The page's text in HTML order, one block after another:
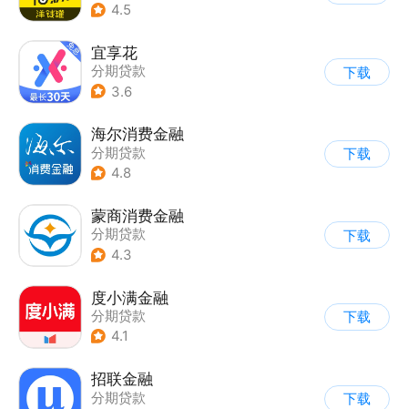
4.5
宜享花
分期贷款
3.6
下载
海尔消费金融
分期贷款
4.8
下载
蒙商消费金融
分期贷款
4.3
下载
度小满金融
分期贷款
4.1
下载
招联金融
分期贷款
下载